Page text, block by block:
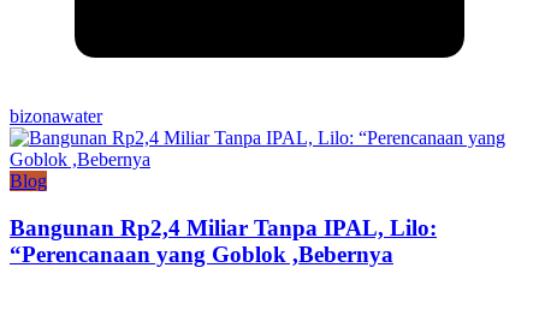
bizonawater
Blog
Bangunan Rp2,4 Miliar Tanpa IPAL, Lilo:
“Perencanaan yang Goblok ,Bebernya